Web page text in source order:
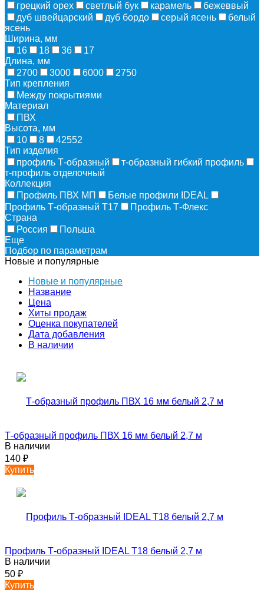
грецкий орех
светлый бук карамель
бежеввый
дуб швейцарский
дуб бордо серый ясень
белый
ясень
Ширина, мм
16
18 36
17
Длина, мм
2700
3000 6000
2750
Тип крепления
Между покрытиями
Материал
ПВХ
Высота, мм
10
8
42552
Тип изделия
профиль Т-образный
т-образный гибкий профиль
т-профиль отделочный
Коллекция
Профиль ПВХ МП
Белые профили IDEAL
Профиль Т-образный Т17
Профиль Т-Флекс
Страна
Россия
Польша
Еще
Подбор по параметрам
Новые и популярные
Новые и популярные
Название
Цена
Хиты продаж
Оценка покупателей
Дата добавления
В наличии
Т-образный профиль ПВХ 16 мм белый 2,7 м
В наличии
140 ₽
Купить
Профиль Т-образный IDEAL Т18 белый 2,7 м
В наличии
50 ₽
Купить